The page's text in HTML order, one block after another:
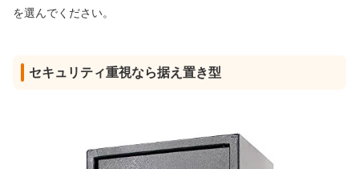
を選んでください。
セキュリティ重視なら据え置き型